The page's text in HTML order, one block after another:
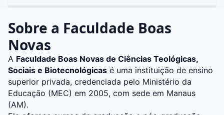
Sobre a Faculdade Boas
Novas
A Faculdade Boas Novas de Ciências Teológicas,
Sociais e Biotecnológicas é uma instituição de ensino
superior privada, credenciada pelo Ministério da
Educação (MEC) em 2005, com sede em Manaus
(AM).